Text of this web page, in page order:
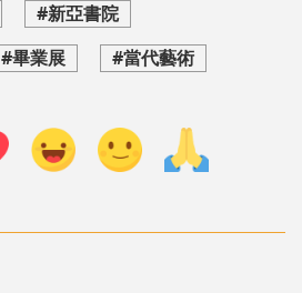
#新亞書院
#畢業展 #當代藝術